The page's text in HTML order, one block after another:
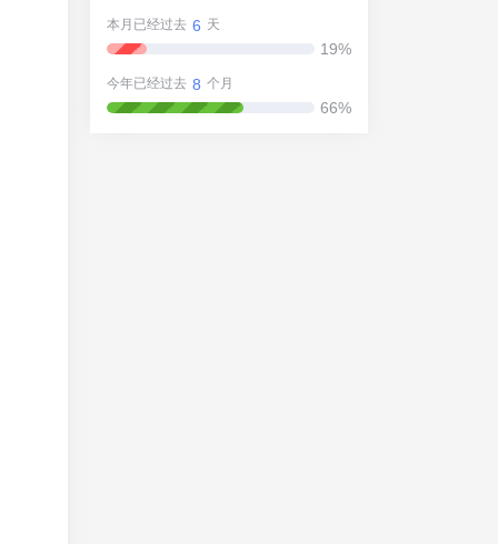
本月已经过去 6 天
19%
今年已经过去 8 个月
66%